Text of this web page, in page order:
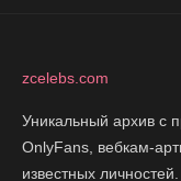
zcelebs.com
Уникальный архив с
OnlyFans, вебкам-
известных